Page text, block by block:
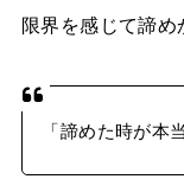
限界を感じて諦め
「諦めた時が本